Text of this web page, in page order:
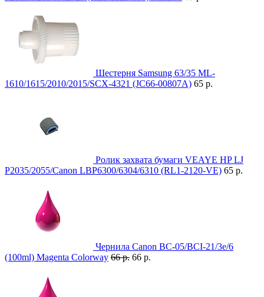
Шестерня Samsung 63/35 ML-
1610/1615/2010/2015/SCX-4321 (JC66-00807A) 65 р.
Ролик захвата бумаги VEAYE HP LJ
P2035/2055/Canon LBP6300/6304/6310 (RL1-2120-VE) 65 р.
Чернила Canon BC-05/BCI-21/3e/6
(100ml) Magenta Colorway 66 р. 66 р.